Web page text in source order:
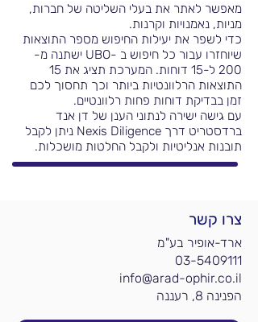
מאפשר לאתר את בעלי השליטה של חברות,
מניות, נאמנויות וקרנות.
כדי לשפר את יעילות החיפוש מספר התוצאות
שיוחזרו עבור כל חיפוש ב -UBO ישתנה מ-
200 ל-15 דוחות. המערכת תציג את 15
התוצאות הרלוונטיות ביותר וכך תחסוך לכם
זמן בבדיקת דוחות פחות רלוונטיים.
עם גישה ישירה לנתוני הענן של דן אנד
ברדסטריט דרך Nexis Diligence ניתן לקבל
תובנות אנליטיות ולקבל החלטות מושכלות.
צרו קשר
ארד-אופיר בע"מ
03-5409111
info@arad-ophir.co.il
הפנינה 8, רעננה